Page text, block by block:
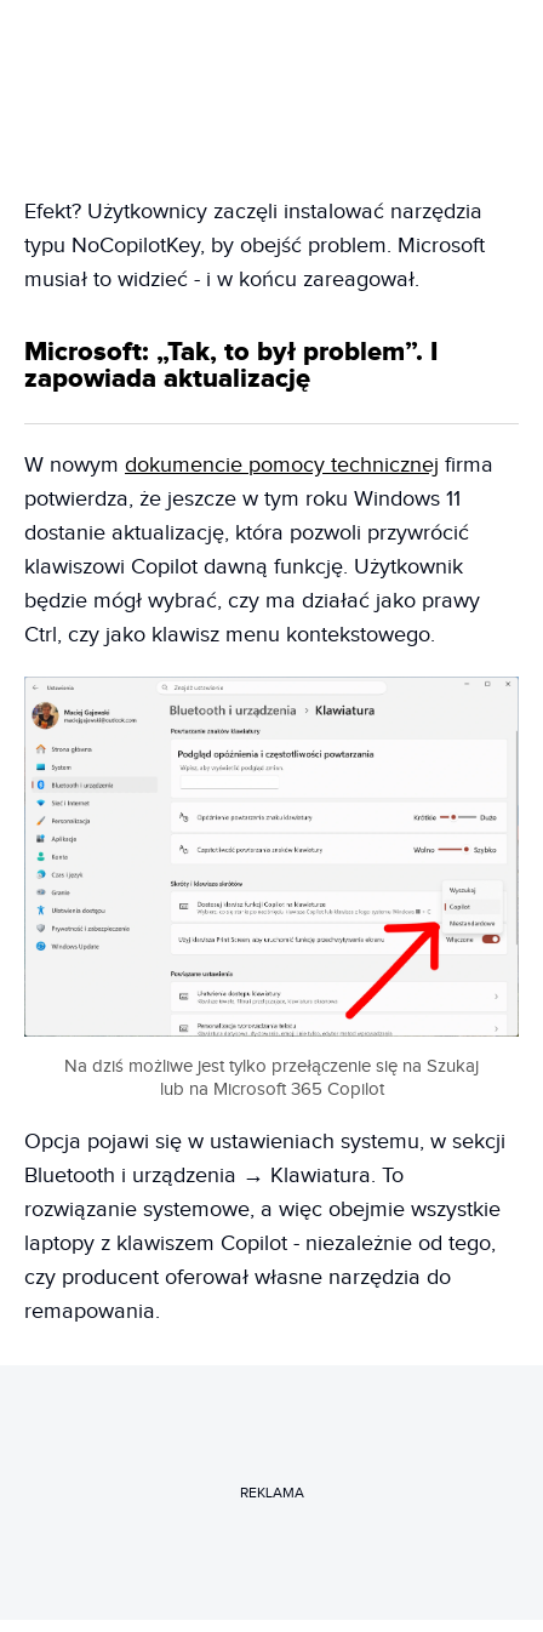
Efekt? Użytkownicy zaczęli instalować narzędzia
typu NoCopilotKey, by obejść problem. Microsoft
musiał to widzieć - i w końcu zareagował.
Microsoft: „Tak, to był problem”. I
zapowiada aktualizację
W nowym dokumencie pomocy technicznej firma
potwierdza, że jeszcze w tym roku Windows 11
dostanie aktualizację, która pozwoli przywrócić
klawiszowi Copilot dawną funkcję. Użytkownik
będzie mógł wybrać, czy ma działać jako prawy
Ctrl, czy jako klawisz menu kontekstowego.
Na dziś możliwe jest tylko przełączenie się na Szukaj
lub na Microsoft 365 Copilot
Opcja pojawi się w ustawieniach systemu, w sekcji
Bluetooth i urządzenia → Klawiatura. To
rozwiązanie systemowe, a więc obejmie wszystkie
laptopy z klawiszem Copilot - niezależnie od tego,
czy producent oferował własne narzędzia do
remapowania.
REKLAMA